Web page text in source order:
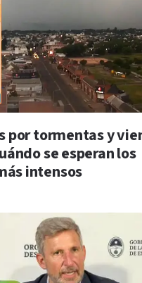
por tormentas y
se esperan los
intensos